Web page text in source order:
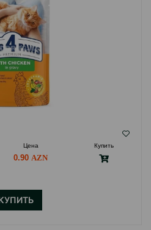
Цена
Купить
0.90